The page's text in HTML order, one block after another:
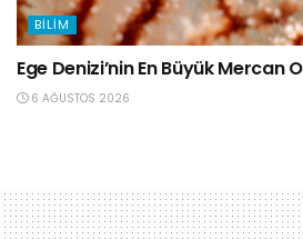
BILIM
Ege Denizi’nin En Büyük Mercan
6 AĞUSTOS 2026